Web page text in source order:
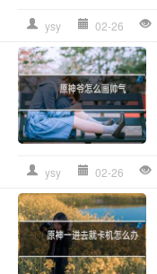
ysy 02-26
ysy 02-26